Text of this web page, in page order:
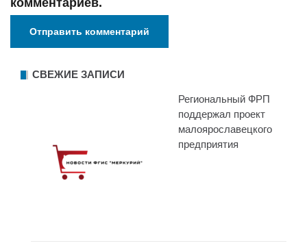
СВЕЖИЕ ЗАПИСИ
Региональный ФРП
поддержал проект
малоярославецкого
предприятия